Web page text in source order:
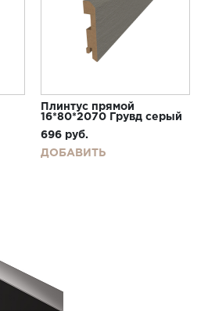
Плинтус прямой
16*80*2070 Грувд серый
696 руб.
ДОБАВИТЬ